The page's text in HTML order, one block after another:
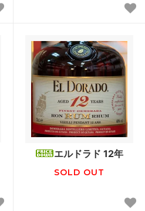
エルドラド 12年
SOLD OUT